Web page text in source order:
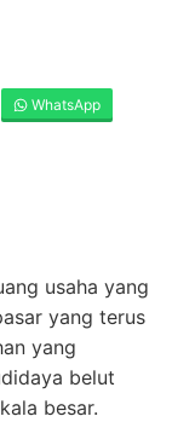
WhatsApp
usaha yang
yang terus
yang
belut
besar.